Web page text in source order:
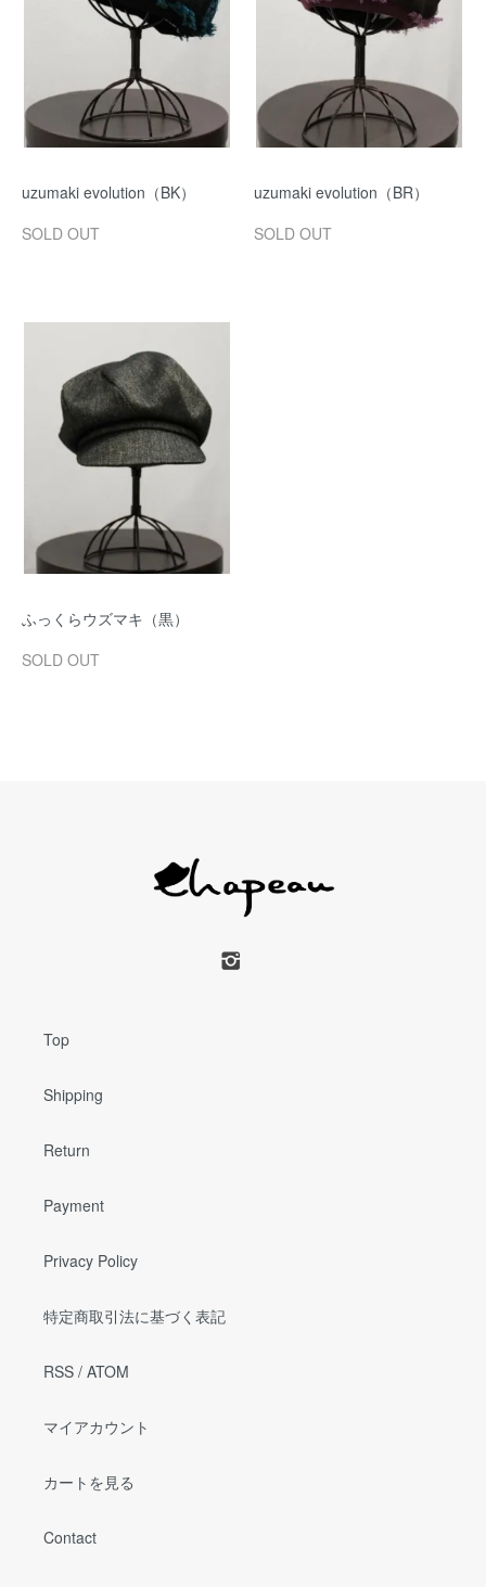
uzumaki evolution（BK）
SOLD OUT
uzumaki evolution（BR）
SOLD OUT
ふっくらウズマキ（黒）
SOLD OUT
Top
Shipping
Return
Payment
Privacy Policy
特定商取引法に基づく表記
RSS / ATOM
マイアカウント
カートを見る
Contact